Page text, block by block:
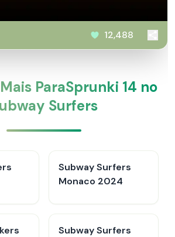
12,488
ParaSprunki 14 no
Surfers
Subway Surfers
Monaco 2024
Subway Surfers